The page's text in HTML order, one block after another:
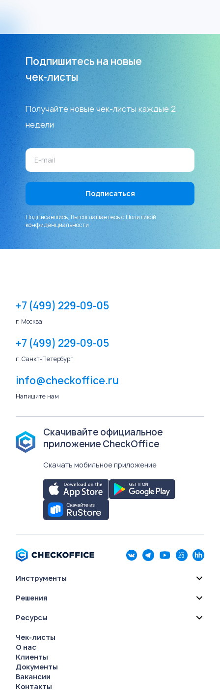
Подпишитесь на новые
чек-листы
Получайте новые чек-листы каждые 2
недели
Подписавшись, Вы соглашаетесь с Политикой
конфиденциальности
+7 (499) 229-09-05
г. Москва
+7 (499) 229-09-05
г. Санкт-Петербург
info@checkoffice.ru
Напишите нам
Скачивайте официальное
приложение CheckOffice
Скачать мобильное приложение
Инструменты
Решения
Ресурсы
Чек-листы
О нас
Клиенты
Документы
Вакансии
Контакты